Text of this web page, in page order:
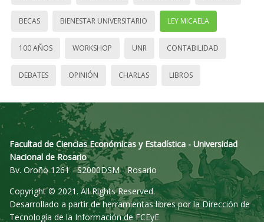
BECAS BIENESTAR UNIVERSITARIO LEY MICAELA
100 AÑOS WORKSHOP UNR CONTABILIDAD
DEBATES OPINIÓN CHARLAS LIBROS
Facultad de Ciencias Económicas y Estadística - Universidad
Nacional de Rosario
Bv. Oroño 1261 - S2000DSM - Rosario
Copyright © 2021. All Rights Reserved.
Desarrollado a partir de herramientas libres por la Dirección de
Tecnología de la Información de FCEyE